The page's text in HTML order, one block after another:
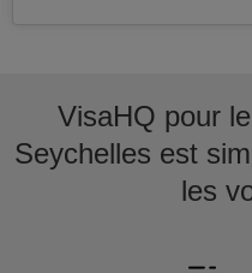
VisaHQ pour
Seychelles est
les